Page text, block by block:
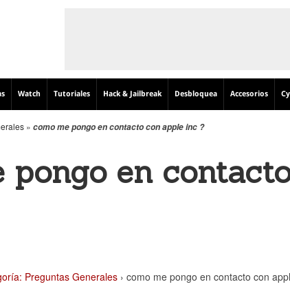
Watch Tutoriales Hack & Jailbreak Desbloquea Accesorios
» como me pongo en contacto con apple inc ?
pongo en
Preguntas Generales › como me pongo en contacto con